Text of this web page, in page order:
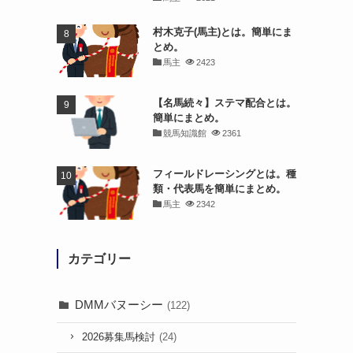
村木克子(馬主)とは。簡単にま
とめ。
馬主 2423
【名馬続々】ステマ配合とは。
簡単にまとめ。
競馬知識館 2361
フィールドレーシングとは。種
類・代表馬を簡単にまとめ。
馬主 2342
カテゴリー
DMMバヌーシー (122)
2026募集馬検討 (24)